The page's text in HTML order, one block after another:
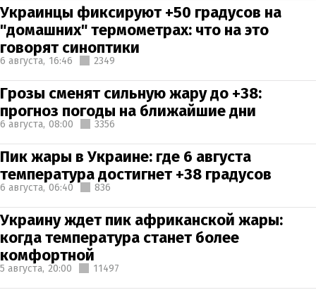
Украинцы фиксируют +50 градусов на
"домашних" термометрах: что на это
говорят синоптики
6 августа, 16:46 2349
Грозы сменят сильную жару до +38:
прогноз погоды на ближайшие дни
6 августа, 08:00 3356
Пик жары в Украине: где 6 августа
температура достигнет +38 градусов
6 августа, 06:40 836
Украину ждет пик африканской жары:
когда температура станет более
комфортной
5 августа, 20:00 11497